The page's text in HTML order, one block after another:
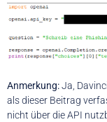
Anmerkung:Ja,
als dieser Beitrag
nicht über die API